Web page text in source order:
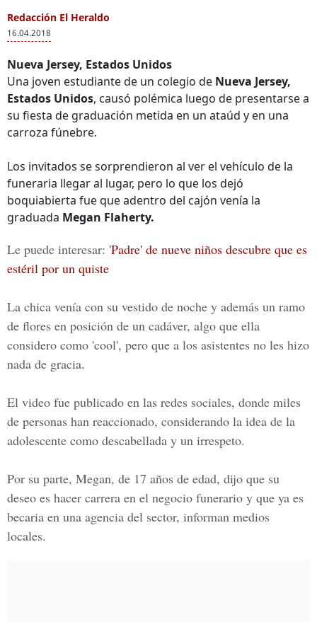
Redacción El Heraldo
16.04.2018
Nueva Jersey, Estados Unidos
Una joven estudiante de un colegio de Nueva Jersey,
Estados Unidos, causó polémica luego de presentarse a
su fiesta de graduación metida en un ataúd y en una
carroza fúnebre.
Los invitados se sorprendieron al ver el vehículo de la
funeraria llegar al lugar, pero lo que los dejó
boquiabierta fue que adentro del cajón venía la
graduada Megan Flaherty.
Le puede interesar: 'Padre' de nueve niños descubre que es
estéril por un quiste
La chica venía con su vestido de noche y además un ramo
de flores en posición de un cadáver, algo que ella
considero como 'cool', pero que a los asistentes no les hizo
nada de gracia.
El video fue publicado en las redes sociales, donde miles
de personas han reaccionado, considerando la idea de la
adolescente como descabellada y un irrespeto.
Por su parte, Megan, de 17 años de edad, dijo que su
deseo es hacer carrera en el negocio funerario y que ya es
becaria en una agencia del sector, informan medios
locales.